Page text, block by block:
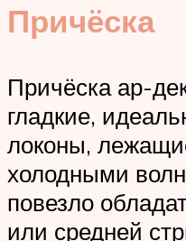
Причёска
Причёска ар-
гладкие,
локоны,
холодными
повезло
или средней